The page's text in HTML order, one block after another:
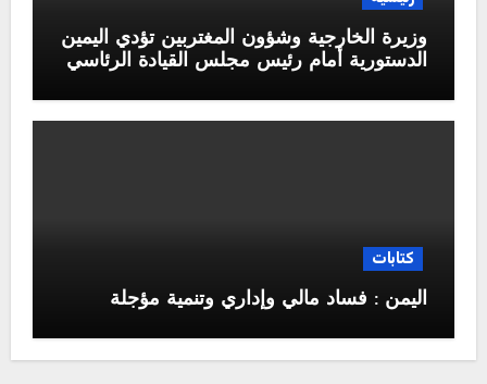
وزيرة الخارجية وشؤون المغتربين تؤدي اليمين
الدستورية أمام رئيس مجلس القيادة الرئاسي
كتابات
اليمن : فساد مالي وإداري وتنمية مؤجلة